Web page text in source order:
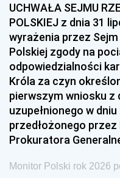
UCHWAŁA SEJMU
POLSKIEJ z dnia 31
wyrażenia przez
Polskiej zgody na
odpowiedzialności
Króla za czyn
pierwszym wniosku z
uzupełnionego w
przedłożonego
Prokuratora
Monitor Polski rok 2026